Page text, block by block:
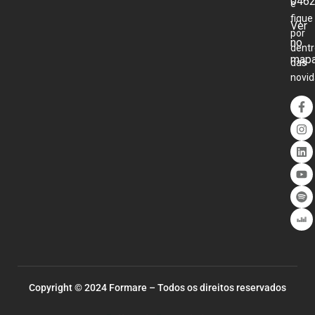
Ver
no
e
fique
por
das
Copyright © 2024 Formare – Todos os direitos reservados